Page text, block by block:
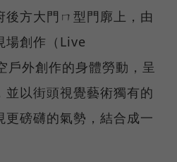
方大門ㄇ型門廓上，由
場創作（Live
外創作的身體勞動，呈
以街頭視覺藝術獨有的
磅礴的氣勢，結合成一